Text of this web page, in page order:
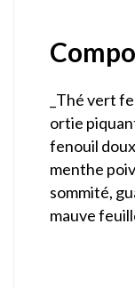
_Thé vert
ortie
fenouil
menthe
sommité,
mauve